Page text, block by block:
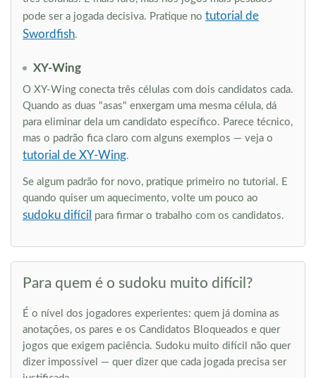
pode ser a jogada decisiva. Pratique no tutorial de
Swordfish.
XY-Wing
O XY-Wing conecta três células com dois candidatos cada.
Quando as duas "asas" enxergam uma mesma célula, dá
para eliminar dela um candidato específico. Parece técnico,
mas o padrão fica claro com alguns exemplos — veja o
tutorial de XY-Wing.
Se algum padrão for novo, pratique primeiro no tutorial. E
quando quiser um aquecimento, volte um pouco ao
sudoku difícil para firmar o trabalho com os candidatos.
Para quem é o sudoku muito difícil?
É o nível dos jogadores experientes: quem já domina as
anotações, os pares e os Candidatos Bloqueados e quer
jogos que exigem paciência. Sudoku muito difícil não quer
dizer impossível — quer dizer que cada jogada precisa ser